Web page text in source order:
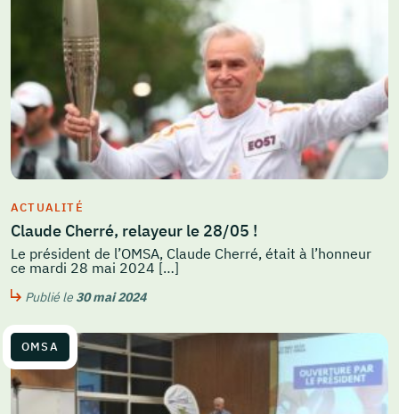
ACTUALITÉ
Claude Cherré, relayeur le 28/05 !
Le président de l’OMSA, Claude Cherré, était à l’honneur
ce mardi 28 mai 2024 […]
Publié le30 mai 2024
OMSA